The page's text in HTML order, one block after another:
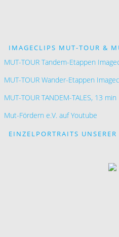
IMAGECLIPS MUT-TOUR &
MUT-TOUR Tandem-Etappen
MUT-TOUR Wander-Etappen
MUT-TOUR TANDEM-TALES, 13 min
Mut-Fördern e.V. auf Youtube
EINZELPORTRAITS